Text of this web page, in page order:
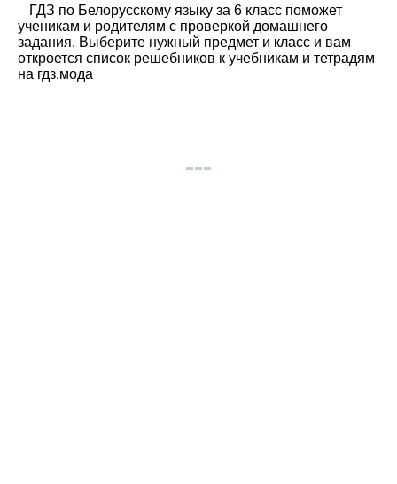
ГДЗ по Белорусскому языку за 6 класс поможет
ученикам и родителям с проверкой домашнего
задания. Выберите нужный предмет и класс и вам
откроется список решебников к учебникам и тетрадям
на гдз.мода